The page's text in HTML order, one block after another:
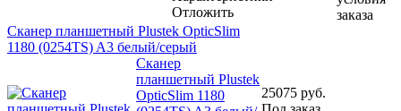
Отложить
заказа
Сканер планшетный Plustek OpticSlim
1180 (0254TS) A3 белый/серый
Сканер
планшетный Plustek
OpticSlim 1180
25075 руб.